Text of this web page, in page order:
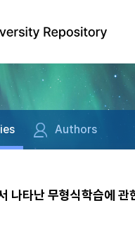
Authors
나타난 무형식학습에 관